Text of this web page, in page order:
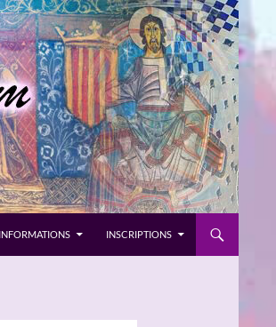
INFORMATIONS INSCRIPTIONS